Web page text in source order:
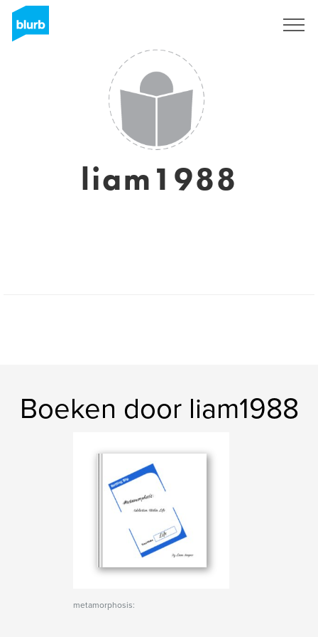
liam1988
Boeken door liam1988
metamorphosis: